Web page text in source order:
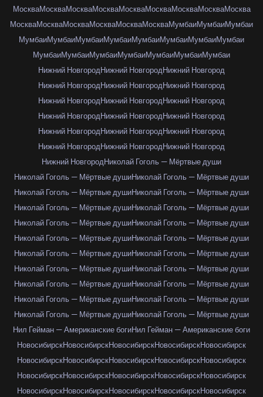
МоскваМоскваМоскваМоскваМоскваМоскваМоскваМоскваМосква
МоскваМоскваМоскваМоскваМоскваМоскваМумбаиМумбаиМумбаи
МумбаиМумбаиМумбаиМумбаиМумбаиМумбаиМумбаиМумбаи
МумбаиМумбаиМумбаиМумбаиМумбаиМумбаиМумбаи
Нижний НовгородНижний НовгородНижний Новгород
Нижний НовгородНижний НовгородНижний Новгород
Нижний НовгородНижний НовгородНижний Новгород
Нижний НовгородНижний НовгородНижний Новгород
Нижний НовгородНижний НовгородНижний Новгород
Нижний НовгородНижний НовгородНижний Новгород
Нижний НовгородНиколай Гоголь — Мёртвые души
Николай Гоголь — Мёртвые душиНиколай Гоголь — Мёртвые души
Николай Гоголь — Мёртвые душиНиколай Гоголь — Мёртвые души
Николай Гоголь — Мёртвые душиНиколай Гоголь — Мёртвые души
Николай Гоголь — Мёртвые душиНиколай Гоголь — Мёртвые души
Николай Гоголь — Мёртвые душиНиколай Гоголь — Мёртвые души
Николай Гоголь — Мёртвые душиНиколай Гоголь — Мёртвые души
Николай Гоголь — Мёртвые душиНиколай Гоголь — Мёртвые души
Николай Гоголь — Мёртвые душиНиколай Гоголь — Мёртвые души
Николай Гоголь — Мёртвые душиНиколай Гоголь — Мёртвые души
Николай Гоголь — Мёртвые душиНиколай Гоголь — Мёртвые души
Нил Гейман — Американские богиНил Гейман — Американские боги
НовосибирскНовосибирскНовосибирскНовосибирскНовосибирск
НовосибирскНовосибирскНовосибирскНовосибирскНовосибирск
НовосибирскНовосибирскНовосибирскНовосибирскНовосибирск
НовосибирскНовосибирскНовосибирскНовосибирскНовосибирск